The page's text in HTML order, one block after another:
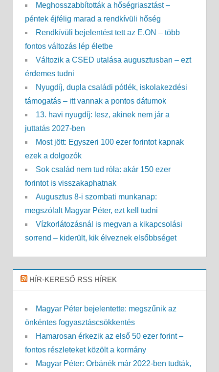
Meghosszabbították a hőségriasztást –
péntek éjfélig marad a rendkívüli hőség
Rendkívüli bejelentést tett az E.ON – több
fontos változás lép életbe
Változik a CSED utalása augusztusban – ezt
érdemes tudni
Nyugdíj, dupla családi pótlék, iskolakezdési
támogatás – itt vannak a pontos dátumok
13. havi nyugdíj: lesz, akinek nem jár a
juttatás 2027-ben
Most jött: Egyszeri 100 ezer forintot kapnak
ezek a dolgozók
Sok család nem tud róla: akár 150 ezer
forintot is visszakaphatnak
Augusztus 8-i szombati munkanap:
megszólalt Magyar Péter, ezt kell tudni
Vízkorlátozásnál is megvan a kikapcsolási
sorrend – kiderült, kik élveznek elsőbbséget
HÍR-KERESŐ RSS HÍREK
Magyar Péter bejelentette: megszűnik az
önkéntes fogyasztáscsökkentés
Hamarosan érkezik az első 50 ezer forint –
fontos részleteket közölt a kormány
Magyar Péter: Orbánék már 2022-ben tudták,